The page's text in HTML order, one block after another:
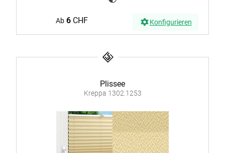
Ab 6CHF Konfigurieren
Plissee
Kreppa 1302.1253